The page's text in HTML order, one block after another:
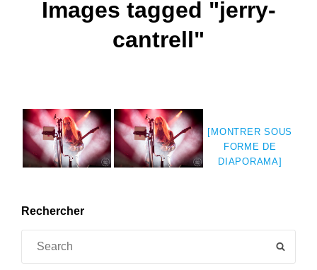
Images tagged "jerry-
cantrell"
[MONTRER SOUS
FORME DE
DIAPORAMA]
Rechercher